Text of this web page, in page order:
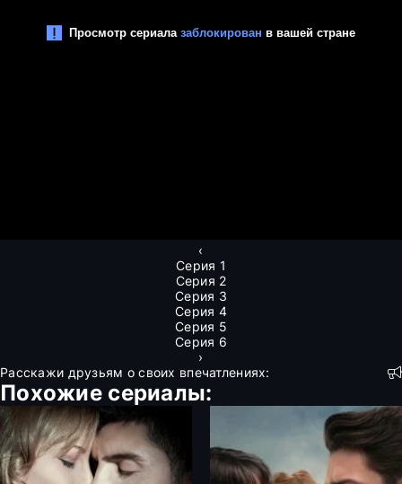
‹
Серия 1
Серия 2
Серия 3
Серия 4
Серия 5
Серия 6
›
Расскажи друзьям о своих впечатлениях:
Похожие сериалы: